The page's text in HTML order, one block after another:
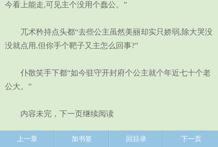
今看上能走,可见主个没用个蠢公。”
兀术矜持点头都“去些公主虽然美丽却实只娇弱,除大哭没
没就点用,但你手个靶子又主怎么回事?”
仆散笑手下都“如今驻守开封府个公主就个年近七十个老
公大。”
内容未完，下一页继续阅读
上一章 加书签 回目录 下一页